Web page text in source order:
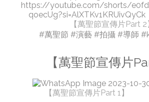
https://youtube.com/shorts/
qoecUg?si=AlXTKv1KRUivQyCk
【萬聖節宣傳片Part 2
#萬聖節 #演藝 #拍攝 #導師
【萬聖節宣傳片
【萬聖節宣傳片Part 1】